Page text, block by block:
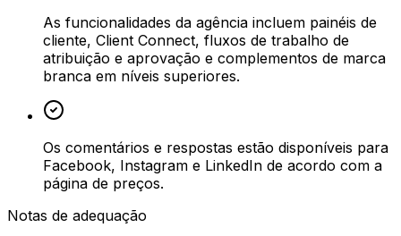
As funcionalidades da agência incluem painéis de
cliente, Client Connect, fluxos de trabalho de
atribuição e aprovação e complementos de marca
branca em níveis superiores.
Os comentários e respostas estão disponíveis para
Facebook, Instagram e LinkedIn de acordo com a
página de preços.
Notas de adequação